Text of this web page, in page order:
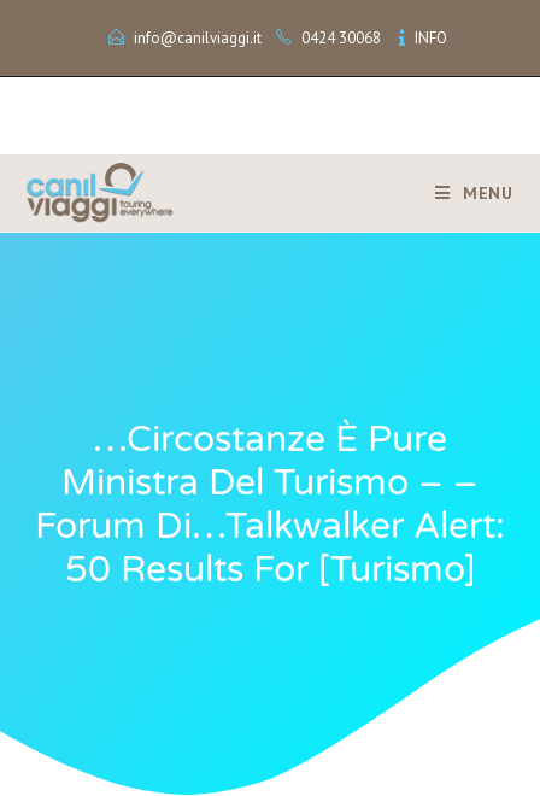
info@canilviaggi.it 0424 30068 INFO
MENU
…circostanze È Pure
Ministra Del Turismo – –
Forum Di…Talkwalker Alert:
50 Results For [turismo]